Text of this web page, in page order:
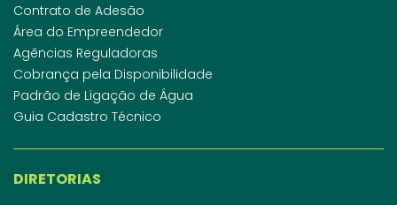
Contrato de Adesão
Área do Empreendedor
Agências Reguladoras
Cobrança pela Disponibilidade
Padrão de Ligação de Água
Guia Cadastro Técnico
DIRETORIAS